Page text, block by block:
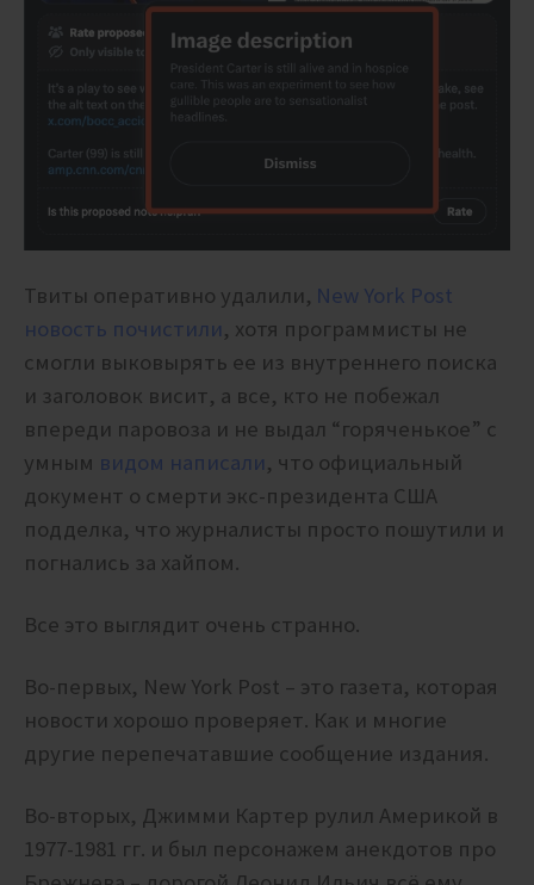
Твиты оперативно удалили, New York Post
новость почистили, хотя программисты не
смогли выковырять ее из внутреннего поиска
и заголовок висит, а все, кто не побежал
впереди паровоза и не выдал “горяченькое” с
умным видом написали, что официальный
документ о смерти экс-президента США
подделка, что журналисты просто пошутили и
погнались за хайпом.
Все это выглядит очень странно.
Во-первых, New York Post – это газета, которая
новости хорошо проверяет. Как и многие
другие перепечатавшие сообщение издания.
Во-вторых, Джимми Картер рулил Америкой в
1977-1981 гг. и был персонажем анекдотов про